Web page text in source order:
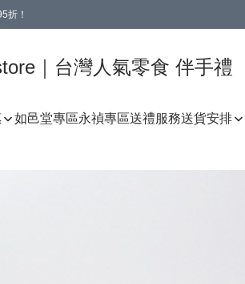
折！
｜台灣人氣零食 伴手禮
如邑堂專區永禎專區送禮服務送貨安排